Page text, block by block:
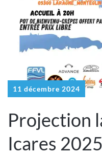
11 décembre 2024
Projection
Icares 2025